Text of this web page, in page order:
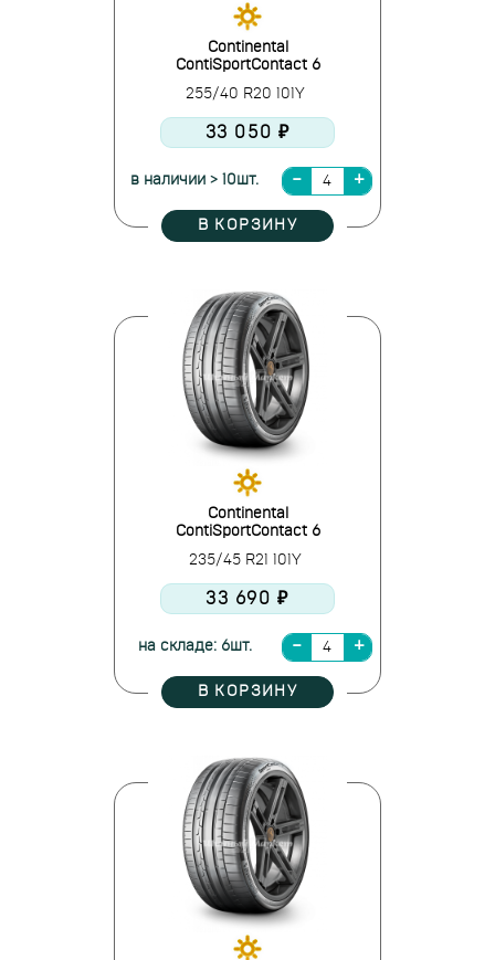
Continental
ContiSportContact 6
255/40 R20 101Y
33 050 ₽
в наличии > 10шт.
В КОРЗИНУ
Continental
ContiSportContact 6
235/45 R21 101Y
33 690 ₽
на складе: 6шт.
В КОРЗИНУ